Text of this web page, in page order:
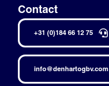
Contact
+31 (0)184 66 12 75
info@denhartogbv.com